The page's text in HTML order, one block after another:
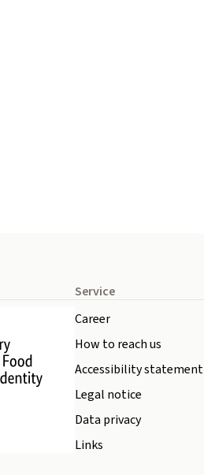
Service
Career
How to reach us
Accessibility statement
Legal notice
Data privacy
Links